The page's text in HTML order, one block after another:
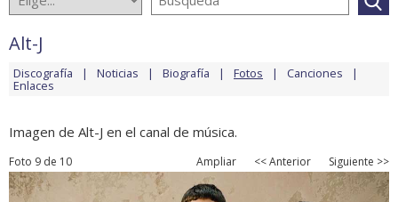
Alt-J
Discografía Noticias Biografía Fotos Canciones
Enlaces
Imagen de Alt-J en el canal de música.
Foto 9 de 10 Ampliar << Anterior Siguiente >>